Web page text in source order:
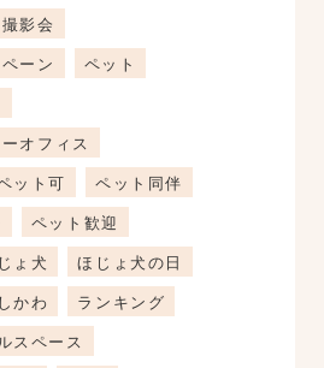
影会
ーン
ペット
オフィス
ット可
ペット同伴
ペット歓迎
ょ犬
ほじょ犬の日
かわ
ランキング
スペース